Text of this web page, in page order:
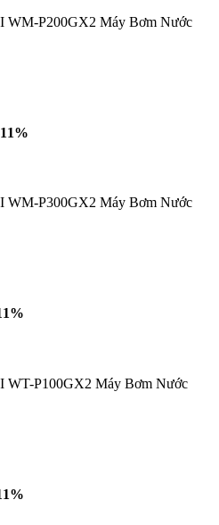
P200GX2 Máy Bơm Nước
P300GX2 Máy Bơm Nước
P100GX2 Máy Bơm Nước